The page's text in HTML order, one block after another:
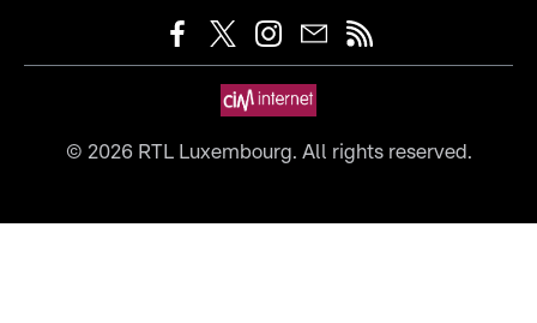
© 2026RTL Luxembourg. All rights reserved.